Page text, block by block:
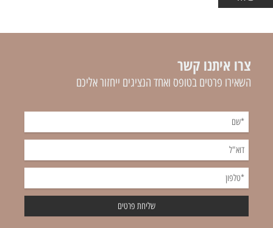
צרו איתנו קשר
השאירו פרטים בטופס ואחד הנציגים ייחזור אליכם